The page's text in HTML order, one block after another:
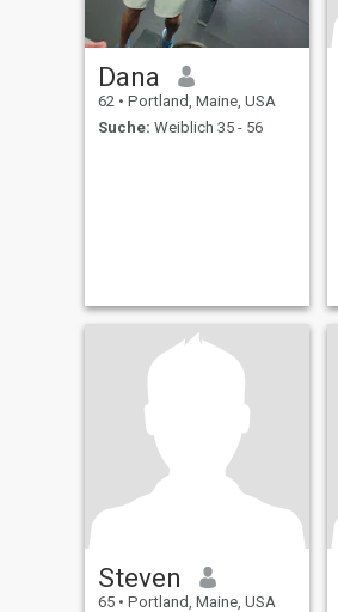
Dana
62 • Portland, Maine, USA
Suche: Weiblich 35 - 56
Steven
65 • Portland, Maine, USA